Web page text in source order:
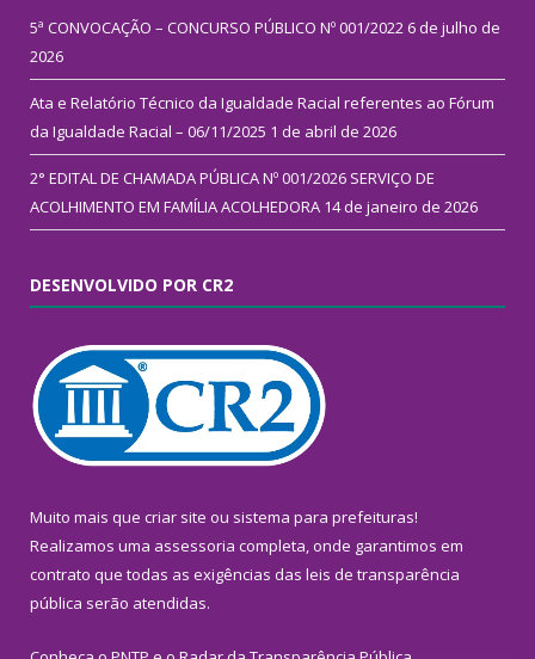
5ª CONVOCAÇÃO – CONCURSO PÚBLICO Nº 001/2022 6 de julho de
2026
Ata e Relatório Técnico da Igualdade Racial referentes ao Fórum
da Igualdade Racial – 06/11/2025 1 de abril de 2026
2° EDITAL DE CHAMADA PÚBLICA Nº 001/2026 SERVIÇO DE
ACOLHIMENTO EM FAMÍLIA ACOLHEDORA 14 de janeiro de 2026
DESENVOLVIDO POR CR2
Muito mais que criar site ou sistema para prefeituras!
Realizamos uma assessoria completa, onde garantimos em
contrato que todas as exigências das leis de transparência
pública serão atendidas.